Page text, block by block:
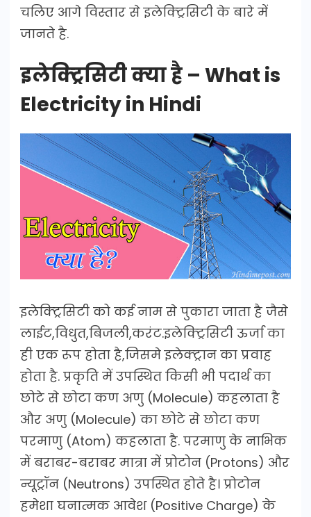
चलिए आगे विस्तार से इलेक्ट्रिसिटी के बारे में
जानते है.
इलेक्ट्रिसिटी क्या है – What is
Electricity in Hindi
इलेक्ट्रिसिटी को कई नाम से पुकारा जाता है जैसे
लाईट,विधुत,बिजली,करंट.इलेक्ट्रिसिटी ऊर्जा का
ही एक रूप होता है,जिसमे इलेक्ट्रान का प्रवाह
होता है. प्रकृति में उपस्थित किसी भी पदार्थ का
छोटे से छोटा कण अणु (Molecule) कहलाता है
और अणु (Molecule) का छोटे से छोटा कण
परमाणु (Atom) कहलाता है. परमाणु के नाभिक
में बराबर-बराबर मात्रा में प्रोटोन (Protons) और
न्यूट्रॉन (Neutrons) उपस्थित होते है। प्रोटोन
हमेशा घनात्मक आवेश (Positive Charge) के